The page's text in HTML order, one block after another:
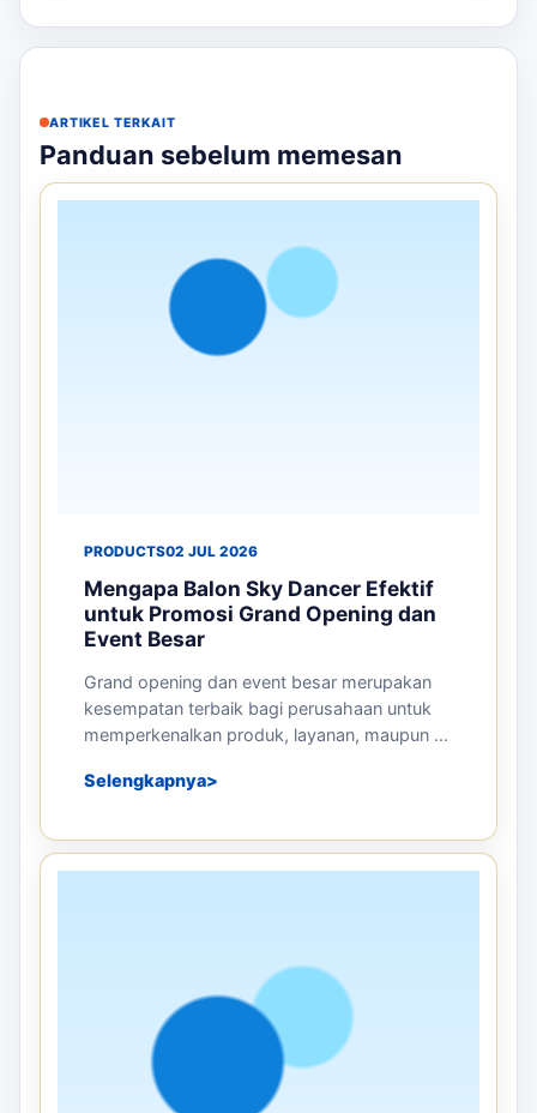
ARTIKEL TERKAIT
Panduan sebelum memesan
PRODUCTS02 JUL 2026
Mengapa Balon Sky Dancer Efektif
untuk Promosi Grand Opening dan
Event Besar
Grand opening dan event besar merupakan
kesempatan terbaik bagi perusahaan untuk
memperkenalkan produk, layanan, maupun ...
Selengkapnya